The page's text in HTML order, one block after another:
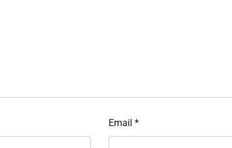
Email *